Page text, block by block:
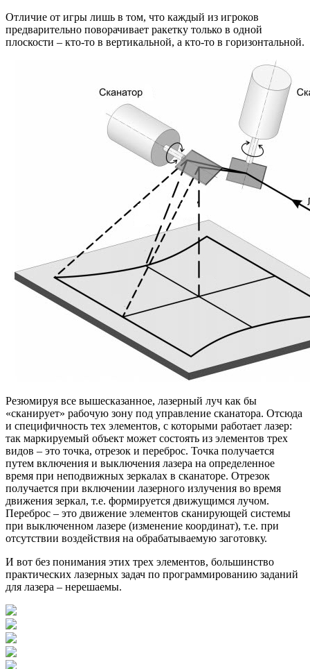
Отличие от игры лишь в том, что каждый из игроков
предварительно поворачивает ракетку только в одной
плоскости – кто-то в вертикальной, а кто-то в горизонтальной.
Резюмируя все вышесказанное, лазерный луч как бы
«сканирует» рабочую зону под управление сканатора. Отсюда
и специфичность тех элементов, с которыми работает лазер:
так маркируемый объект может состоять из элементов трех
видов – это точка, отрезок и переброс. Точка получается
путем включения и выключения лазера на определенное
время при неподвижных зеркалах в сканаторе. Отрезок
получается при включении лазерного излучения во время
движения зеркал, т.е. формируется движущимся лучом.
Переброс – это движение элементов сканирующей системы
при выключенном лазере (изменение координат), т.е. при
отсутствии воздействия на обрабатываемую заготовку.
И вот без понимания этих трех элементов, большинство
практических лазерных задач по программированию заданий
для лазера – нерешаемы.